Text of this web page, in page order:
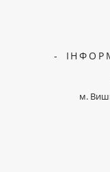
м.